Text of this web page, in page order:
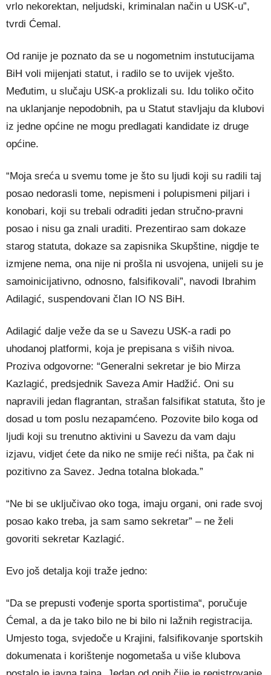
vrlo nekorektan, neljudski, kriminalan način u USK-u”,
tvrdi Ćemal.
Od ranije je poznato da se u nogometnim instutucijama
BiH voli mijenjati statut, i radilo se to uvijek vješto.
Međutim, u slučaju USK-a proklizali su. Idu toliko očito
na uklanjanje nepodobnih, pa u Statut stavljaju da klubovi
iz jedne općine ne mogu predlagati kandidate iz druge
općine.
“Moja sreća u svemu tome je što su ljudi koji su radili taj
posao nedorasli tome, nepismeni i polupismeni piljari i
konobari, koji su trebali odraditi jedan stručno-pravni
posao i nisu ga znali uraditi. Prezentirao sam dokaze
starog statuta, dokaze sa zapisnika Skupštine, nigdje te
izmjene nema, ona nije ni prošla ni usvojena, unijeli su je
samoinicijativno, odnosno, falsifikovali”, navodi Ibrahim
Adilagić, suspendovani član IO NS BiH.
Adilagić dalje veže da se u Savezu USK-a radi po
uhodanoj platformi, koja je prepisana s viših nivoa.
Proziva odgovorne: “Generalni sekretar je bio Mirza
Kazlagić, predsjednik Saveza Amir Hadžić. Oni su
napravili jedan flagrantan, strašan falsifikat statuta, što je
dosad u tom poslu nezapamćeno. Pozovite bilo koga od
ljudi koji su trenutno aktivini u Savezu da vam daju
izjavu, vidjet ćete da niko ne smije reći ništa, pa čak ni
pozitivno za Savez. Jedna totalna blokada.”
“Ne bi se uključivao oko toga, imaju organi, oni rade svoj
posao kako treba, ja sam samo sekretar” – ne želi
govoriti sekretar Kazlagić.
Evo još detalja koji traže jedno:
“Da se prepusti vođenje sporta sportistima“, poručuje
Ćemal, a da je tako bilo ne bi bilo ni lažnih registracija.
Umjesto toga, svjedoče u Krajini, falsifikovanje sportskih
dokumenata i korištenje nogometaša u više klubova